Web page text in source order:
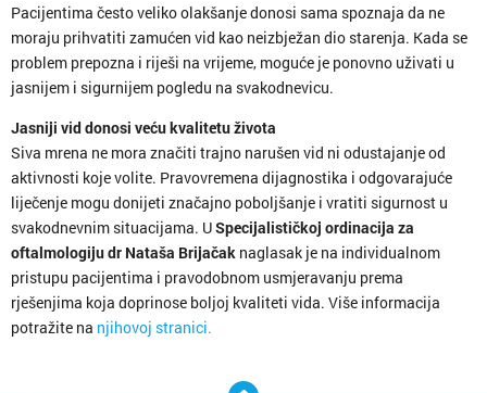
Pacijentima često veliko olakšanje donosi sama spoznaja da ne
moraju prihvatiti zamućen vid kao neizbježan dio starenja. Kada se
problem prepozna i riješi na vrijeme, moguće je ponovno uživati u
jasnijem i sigurnijem pogledu na svakodnevicu.
Jasniji vid donosi veću kvalitetu života
Siva mrena ne mora značiti trajno narušen vid ni odustajanje od
aktivnosti koje volite. Pravovremena dijagnostika i odgovarajuće
liječenje mogu donijeti značajno poboljšanje i vratiti sigurnost u
svakodnevnim situacijama. USpecijalističkoj ordinacija za
oftalmologiju dr Nataša Brijačak naglasak je na individualnom
pristupu pacijentima i pravodobnom usmjeravanju prema
rješenjima koja doprinose boljoj kvaliteti vida. Više informacija
potražite na njihovoj stranici.